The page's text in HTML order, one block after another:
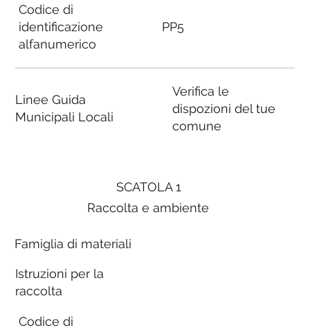
SCATOLA 1
Raccolta e ambiente
Famiglia di materiali
Istruzioni per la
raccolta
Codice di
Codice di
identificazione
alfanumerico
Linee Guida
Municipali Locali
PP5
Verifica le
dispozioni del tue
comune